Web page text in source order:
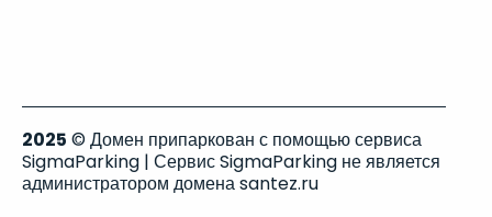
2025 © Домен припаркован с помощью сервиса
SigmaParking | Сервис SigmaParking не является
администратором домена santez.ru